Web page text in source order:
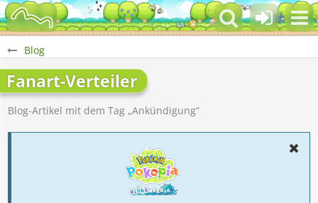
Blog
Fanart-Verteiler
Blog-Artikel mit dem Tag „Ankündigung“